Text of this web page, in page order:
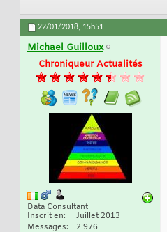
22/01/2018, 15h51
Michael Guilloux
Chroniqueur Actualités
Data Consultant
Inscrit en
Juillet 2013
Messages
2 976